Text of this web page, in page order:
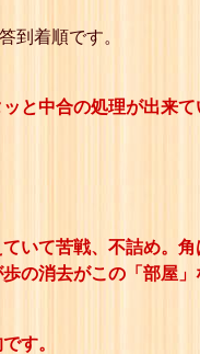
到着順です。
と中合の処理が出来て
いて苦戦、不詰め。
の消去がこの「部屋
す。